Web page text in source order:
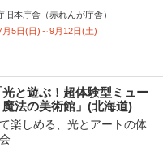
旧本庁舎（赤れんが庁舎）
月5日(日)～9月12日(土)
と遊ぶ！超体験型ミュー
法の美術館」(北海道)
楽しめる、光とアートの体